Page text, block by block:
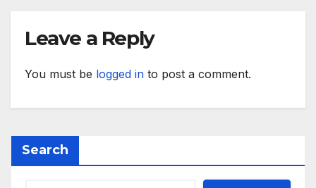
Leave a Reply
You must be logged in to post a comment.
Search